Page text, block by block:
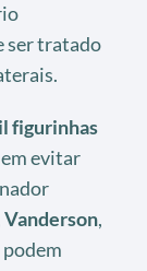
ser tratado
figurinhas
em evitar
Vanderson,